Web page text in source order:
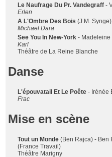
Le Naufrage Du Pr. Vandegraff -
Erlen
A L'Ombre Des Bois (J.M.
Michael Dara
See You In New-York - Madeleine
Karl
Théâtre de La Reine Blanche
Danse
L'épouvatail Et Le Poête - Irénée
Frac
Mise en scène
Tout un Monde (Ben Rajca) - Ben
(France Travail)
Théâtre Marigny